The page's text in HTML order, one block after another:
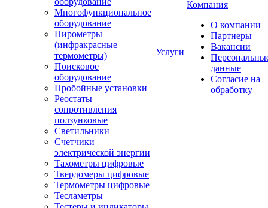
Многофункциональное
оборудование
Пирометры
(инфракрасные
термометры)
Поисковое
оборудование
Пробойные установки
Реостаты
сопротивления
ползунковые
Светильники
Счетчики
электрической энергии
Тахометры цифровые
Твердомеры цифровые
Термометры цифровые
Тесламетры
Услуги
Компания
О компании
Партнеры
Вакансии
данные
Согласие на
обработку